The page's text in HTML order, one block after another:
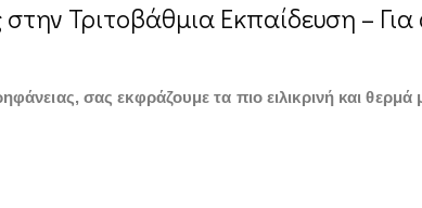
Τριτοβάθμια Εκπαίδευση –
σας εκφράζουμε τα πιο ειλικρινή και θερμά